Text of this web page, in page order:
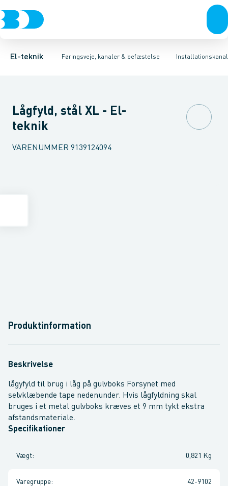
El-teknik Føringsveje, kanaler & befæstelse
Afbrydere, stikkontakter & lampeudtagForgreningsmateriel
Føringsveje Installationskanaler for gulvInstallationskanaler
Indsats for gulvkanalsystemTilbehør til gulvstander
Lågfyld, stål XL - El-
teknik
VARENUMMER 9139124094
Produktinformation
Beskrivelse
lågyfyld til brug i låg på gulvboks Forsynet med
selvklæbende tape nedenunder. Hvis lågfyldning skal
bruges i et metal gulvboks kræves et 9 mm tykt ekstra
afstandsmateriale.
Specifikationer
Vægt: 0,821 Kg
Varegruppe: 42-9102